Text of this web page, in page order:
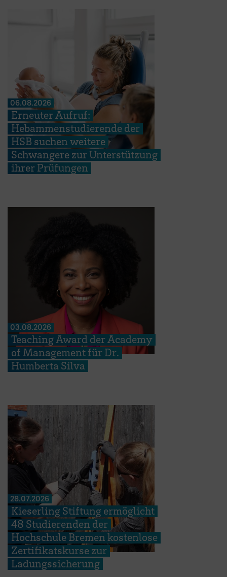
06.08.2026
Erneuter Aufruf:
Hebammenstudierende der
HSB suchen weitere
Schwangere zur Unterstützung
ihrer Prüfungen
03.08.2026
Teaching Award der Academy
of Management für Dr.
Humberta Silva
28.07.2026
Kieserling Stiftung ermöglicht
48 Studierenden der
Hochschule Bremen kostenlose
Zertifikatskurse zur
Ladungssicherung